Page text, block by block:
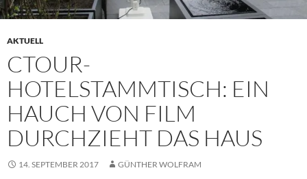
AKTUELL
CTOUR-
HOTELSTAMMTISCH: EIN
HAUCH VON FILM
DURCHZIEHT DAS HAUS
14. SEPTEMBER 2017 GÜNTHER WOLFRAM